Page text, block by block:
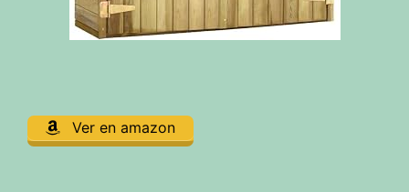
Ver en amazon